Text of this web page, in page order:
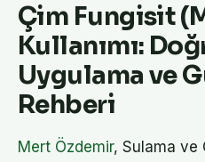
Çim Fungisit
Kullanımı:
Uygulama ve
Rehberi
Mert Özdemir, Sulama ve